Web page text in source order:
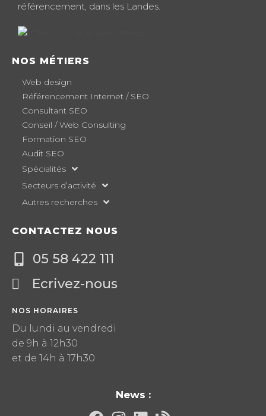
référencement, dans les Landes.
NOS MÉTIERS
Web design
Référencement Internet / SEO
Consultant SEO
Conseil / Web Consulting
Formation SEO
Audit SEO
Spécialités
Secteurs d’activité
Autres recherches
CONTACTEZ NOUS
05 58 422 111
Ecrivez-nous
NOS HORAIRES
Du lundi au vendredi
de 9h à 12h30
et de 14h à 17h30
News :